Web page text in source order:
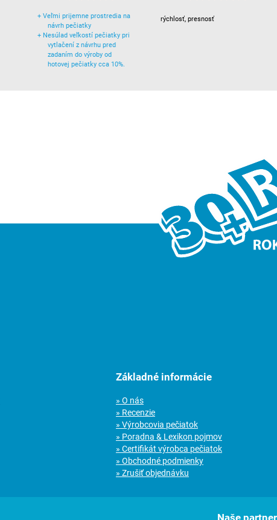
+ Veľmi prijemne prostredia na
návrh pečiatky
+ Nesúlad veľkostí pečiatky pri
vytlačení z návrhu pred
zadaním do výroby od
hotovej pečiatky cca 10%.
rýchlosť, presnosť
Základné informácie
» O nás
» Recenzie
» Výrobcovia pečiatok
» Poradna & Lexikon pojmov
» Certifikát výrobca pečiatok
» Obchodné podmienky
» Zrušiť objednávku
Naše